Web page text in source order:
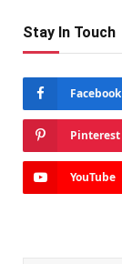
Stay In Touch
Facebook
Pinterest
YouTube